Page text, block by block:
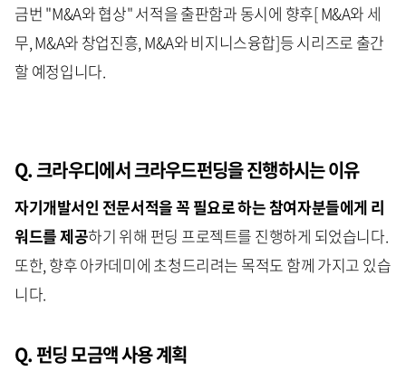
금번 "M&A와 협상" 서적을 출판함과 동시에 향후[ M&A와 세
무, M&A와 창업진흥, M&A와 비지니스융합]등 시리즈로 출간
할 예정입니다.
Q. 크라우디에서 크라우드펀딩을 진행하시는 이유
자기개발서인 전문서적을 꼭 필요로 하는 참여자분들에게 리
워드를 제공하기 위해 펀딩 프로젝트를 진행하게 되었습니다.
또한, 향후 아카데미에 초청드리려는 목적도 함께 가지고 있습
니다.
Q. 펀딩 모금액 사용 계획